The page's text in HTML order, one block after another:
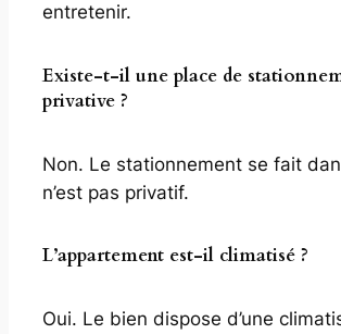
entretenir.
Existe-t-il une place de
privative ?
Non. Le stationnement se fait
n’est pas privatif.
L’appartement est-il climatisé ?
Oui. Le bien dispose d’une